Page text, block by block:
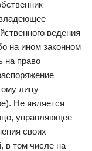
владеющее
ведения
на ином законном
на право
лицу
Не является
управляющее
своих
в том числе на